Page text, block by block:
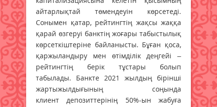
айтарлықтай төмендеуін көрсетеді.
Сонымен қатар, рейтингтің жақсы жаққа
қарай өзгеруі банктің жоғары табыстылық
көрсеткіштеріне байланысты. Бұған қоса,
қаржыландыру мен өтімділік деңгейі –
рейтингтің берік тұстары болып
табылады. Банкте 2021 жылдың бірінші
жартыжылдығының соңында
клиент депозиттерінің 50%-ын жабуға